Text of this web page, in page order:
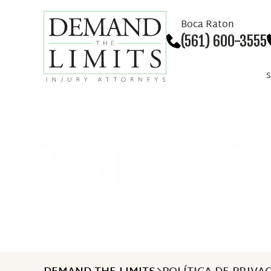
Boca Raton
(561) 600-3555